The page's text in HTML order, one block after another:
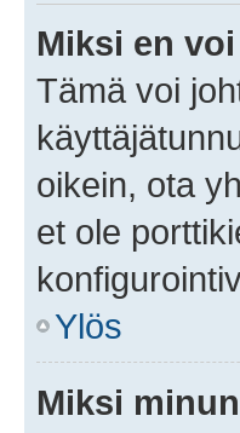
Miksi en
Tämä voi
oikein, ota
et ole
Ylös
Miksi